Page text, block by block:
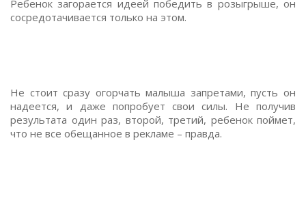
Ребенок загорается идеей победить в розыгрыше, он
сосредотачивается только на этом.
Не стоит сразу огорчать малыша запретами, пусть он
надеется, и даже попробует свои силы. Не получив
результата один раз, второй, третий, ребенок поймет,
что не все обещанное в рекламе – правда.